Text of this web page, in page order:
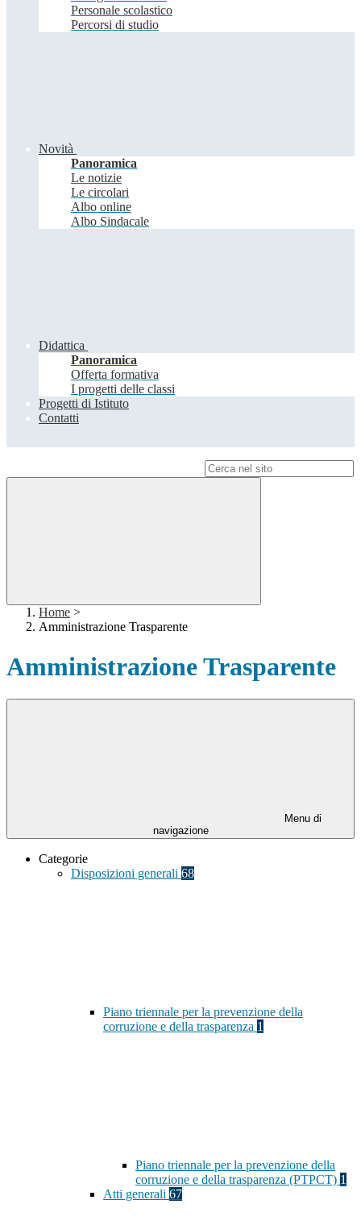
Personale scolastico
Percorsi di studio
Novità
Panoramica
Le notizie
Le circolari
Albo online
Albo Sindacale
Didattica
Panoramica
Offerta formativa
I progetti delle classi
Progetti di Istituto
Contatti
Home >
Amministrazione Trasparente
Amministrazione Trasparente
Menu di
navigazione
Categorie
Disposizioni generali 68
Piano triennale per la prevenzione della
corruzione e della trasparenza 1
Piano triennale per la prevenzione della
corruzione e della trasparenza (PTPCT) 1
Atti generali 67